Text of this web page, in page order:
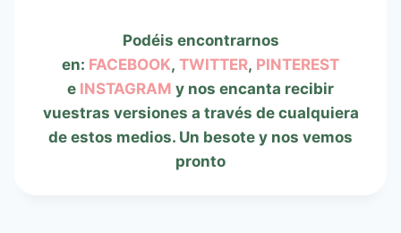
Podéis encontrarnos
en: FACEBOOK, TWITTER, PINTEREST
e INSTAGRAM y nos encanta recibir
vuestras versiones a través de cualquiera
de estos medios. Un besote y nos vemos
pronto